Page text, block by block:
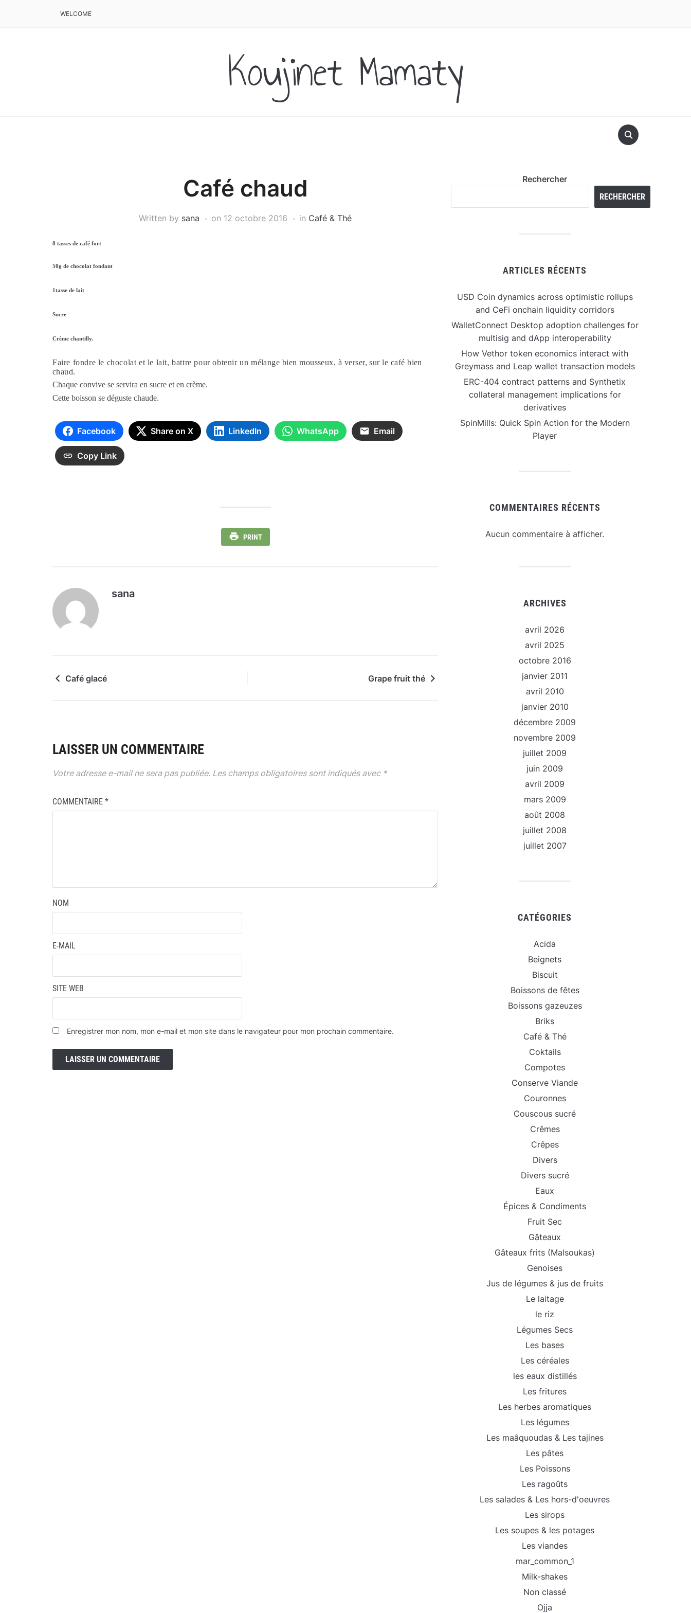
WELCOME
Koujinet Mamaty
Café chaud
Written by sana on 12 octobre 2016 in Café & Thé
8 tasses de café fort
50g de chocolat fondant
1tasse de lait
Sucre
Crème chantilly.
Faire fondre le chocolat et le lait, battre pour obtenir un mélange bien mousseux, à verser, sur le café bien
chaud.
Chaque convive se servira en sucre et en crème.
Cette boisson se déguste chaude.
Facebook Share on X LinkedIn WhatsApp Email
Copy Link
PRINT
sana
Café glacé Grape fruit thé
LAISSER UN COMMENTAIRE
Votre adresse e-mail ne sera pas publiée. Les champs obligatoires sont indiqués avec *
COMMENTAIRE *
NOM
E-MAIL
SITE WEB
Enregistrer mon nom, mon e-mail et mon site dans le navigateur pour mon prochain commentaire.
Rechercher
RECHERCHER
ARTICLES RÉCENTS
USD Coin dynamics across optimistic rollups
and CeFi onchain liquidity corridors
WalletConnect Desktop adoption challenges for
multisig and dApp interoperability
How Vethor token economics interact with
Greymass and Leap wallet transaction models
ERC-404 contract patterns and Synthetix
collateral management implications for
derivatives
SpinMills: Quick Spin Action for the Modern
Player
COMMENTAIRES RÉCENTS
Aucun commentaire à afficher.
ARCHIVES
avril 2026
avril 2025
octobre 2016
janvier 2011
avril 2010
janvier 2010
décembre 2009
novembre 2009
juillet 2009
juin 2009
avril 2009
mars 2009
août 2008
juillet 2008
juillet 2007
CATÉGORIES
Acida
Beignets
Biscuit
Boissons de fêtes
Boissons gazeuzes
Briks
Café & Thé
Coktails
Compotes
Conserve Viande
Couronnes
Couscous sucré
Crêmes
Crêpes
Divers
Divers sucré
Eaux
Épices & Condiments
Fruit Sec
Gâteaux
Gâteaux frits (Malsoukas)
Genoises
Jus de légumes & jus de fruits
Le laitage
le riz
Légumes Secs
Les bases
Les céréales
les eaux distillés
Les fritures
Les herbes aromatiques
Les légumes
Les maâquoudas & Les tajines
Les pâtes
Les Poissons
Les ragoûts
Les salades & Les hors-d'oeuvres
Les sirops
Les soupes & les potages
Les viandes
mar_common_1
Milk-shakes
Non classé
Ojja